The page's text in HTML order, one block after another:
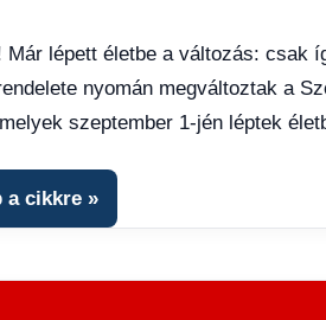
hírek,
Gazdaság,
Hírek
,
Már lépett életbe a változás: csak
nyomán megváltoztak a
szeptember 1-jén léptek
a cikkre